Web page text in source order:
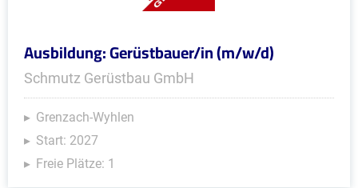
Ausbildung: Gerüstbauer/in (m/w/d)
Schmutz Gerüstbau GmbH
Grenzach-Wyhlen
Start: 2027
Freie Plätze: 1